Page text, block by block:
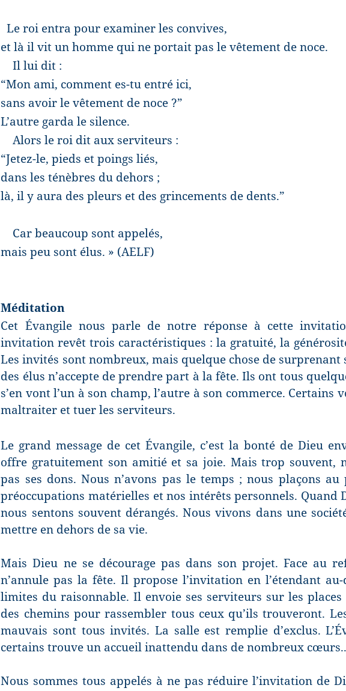
Le roi entra pour examiner les convives,
et là il vit un homme qui ne portait pas le vêtement de noce.
Il lui dit :
“Mon ami, comment es-tu entré ici,
sans avoir le vêtement de noce ?”
L’autre garda le silence.
Alors le roi dit aux serviteurs :
“Jetez-le, pieds et poings liés,
dans les ténèbres du dehors ;
là, il y aura des pleurs et des grincements de dents.”
Car beaucoup sont appelés,
mais peu sont élus. » (AELF)
Méditation
Cet Évangile nous parle de notre réponse à cette
invitation revêt trois caractéristiques : la gratuité, la
Les invités sont nombreux, mais quelque chose de surprenant
des élus n’accepte de prendre part à la fête. Ils ont tous
s’en vont l’un à son champ, l’autre à son commerce. Certains
maltraiter et tuer les serviteurs.
Le grand message de cet Évangile, c’est la bonté de Dieu
offre gratuitement son amitié et sa joie. Mais trop souvent,
pas ses dons. Nous n’avons pas le temps ; nous plaçons
préoccupations matérielles et nos intérêts personnels. Quand
nous sentons souvent dérangés. Nous vivons dans une
mettre en dehors de sa vie.
Mais Dieu ne se décourage pas dans son projet. Face au
n’annule pas la fête. Il propose l’invitation en l’étendant
limites du raisonnable. Il envoie ses serviteurs sur les
des chemins pour rassembler tous ceux qu’ils trouveront.
mauvais sont tous invités. La salle est remplie d’exclus.
certains trouve un accueil inattendu dans de nombreux cœurs..
Nous sommes tous appelés à ne pas réduire l’invitation de